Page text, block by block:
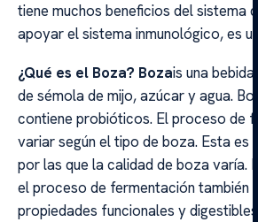
tiene muchos beneficios del sistema
apoyar el sistema inmunológico, es
¿Qué es el Boza? Bozais una bebida
de sémola de mijo, azúcar y agua.
contiene probióticos. El proceso de
variar según el tipo de boza. Esta es
por las que la calidad de boza varía.
el proceso de fermentación también
propiedades funcionales y digestibles.